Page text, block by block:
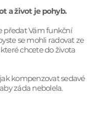
a život je pohyb.
předat Vám funkční
se mohli radovat ze
chcete do života
kompenzovat sedavé
záda nebolela.